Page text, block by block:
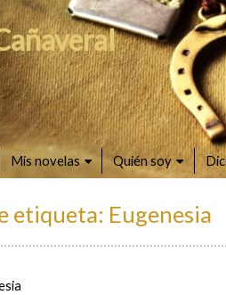
Mis novelas Quién soy
etiqueta: Eugenesia